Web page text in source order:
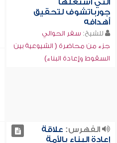
التي استغلها
جورباتشوف لتحقيق
أهدافه
للشيخ: سفر الحوالي
جزء من محاضرة ( الشيوعية بين
السقوط وإعادة البناء)
الفهرس: علاقة
إعادة البناء بالأمة